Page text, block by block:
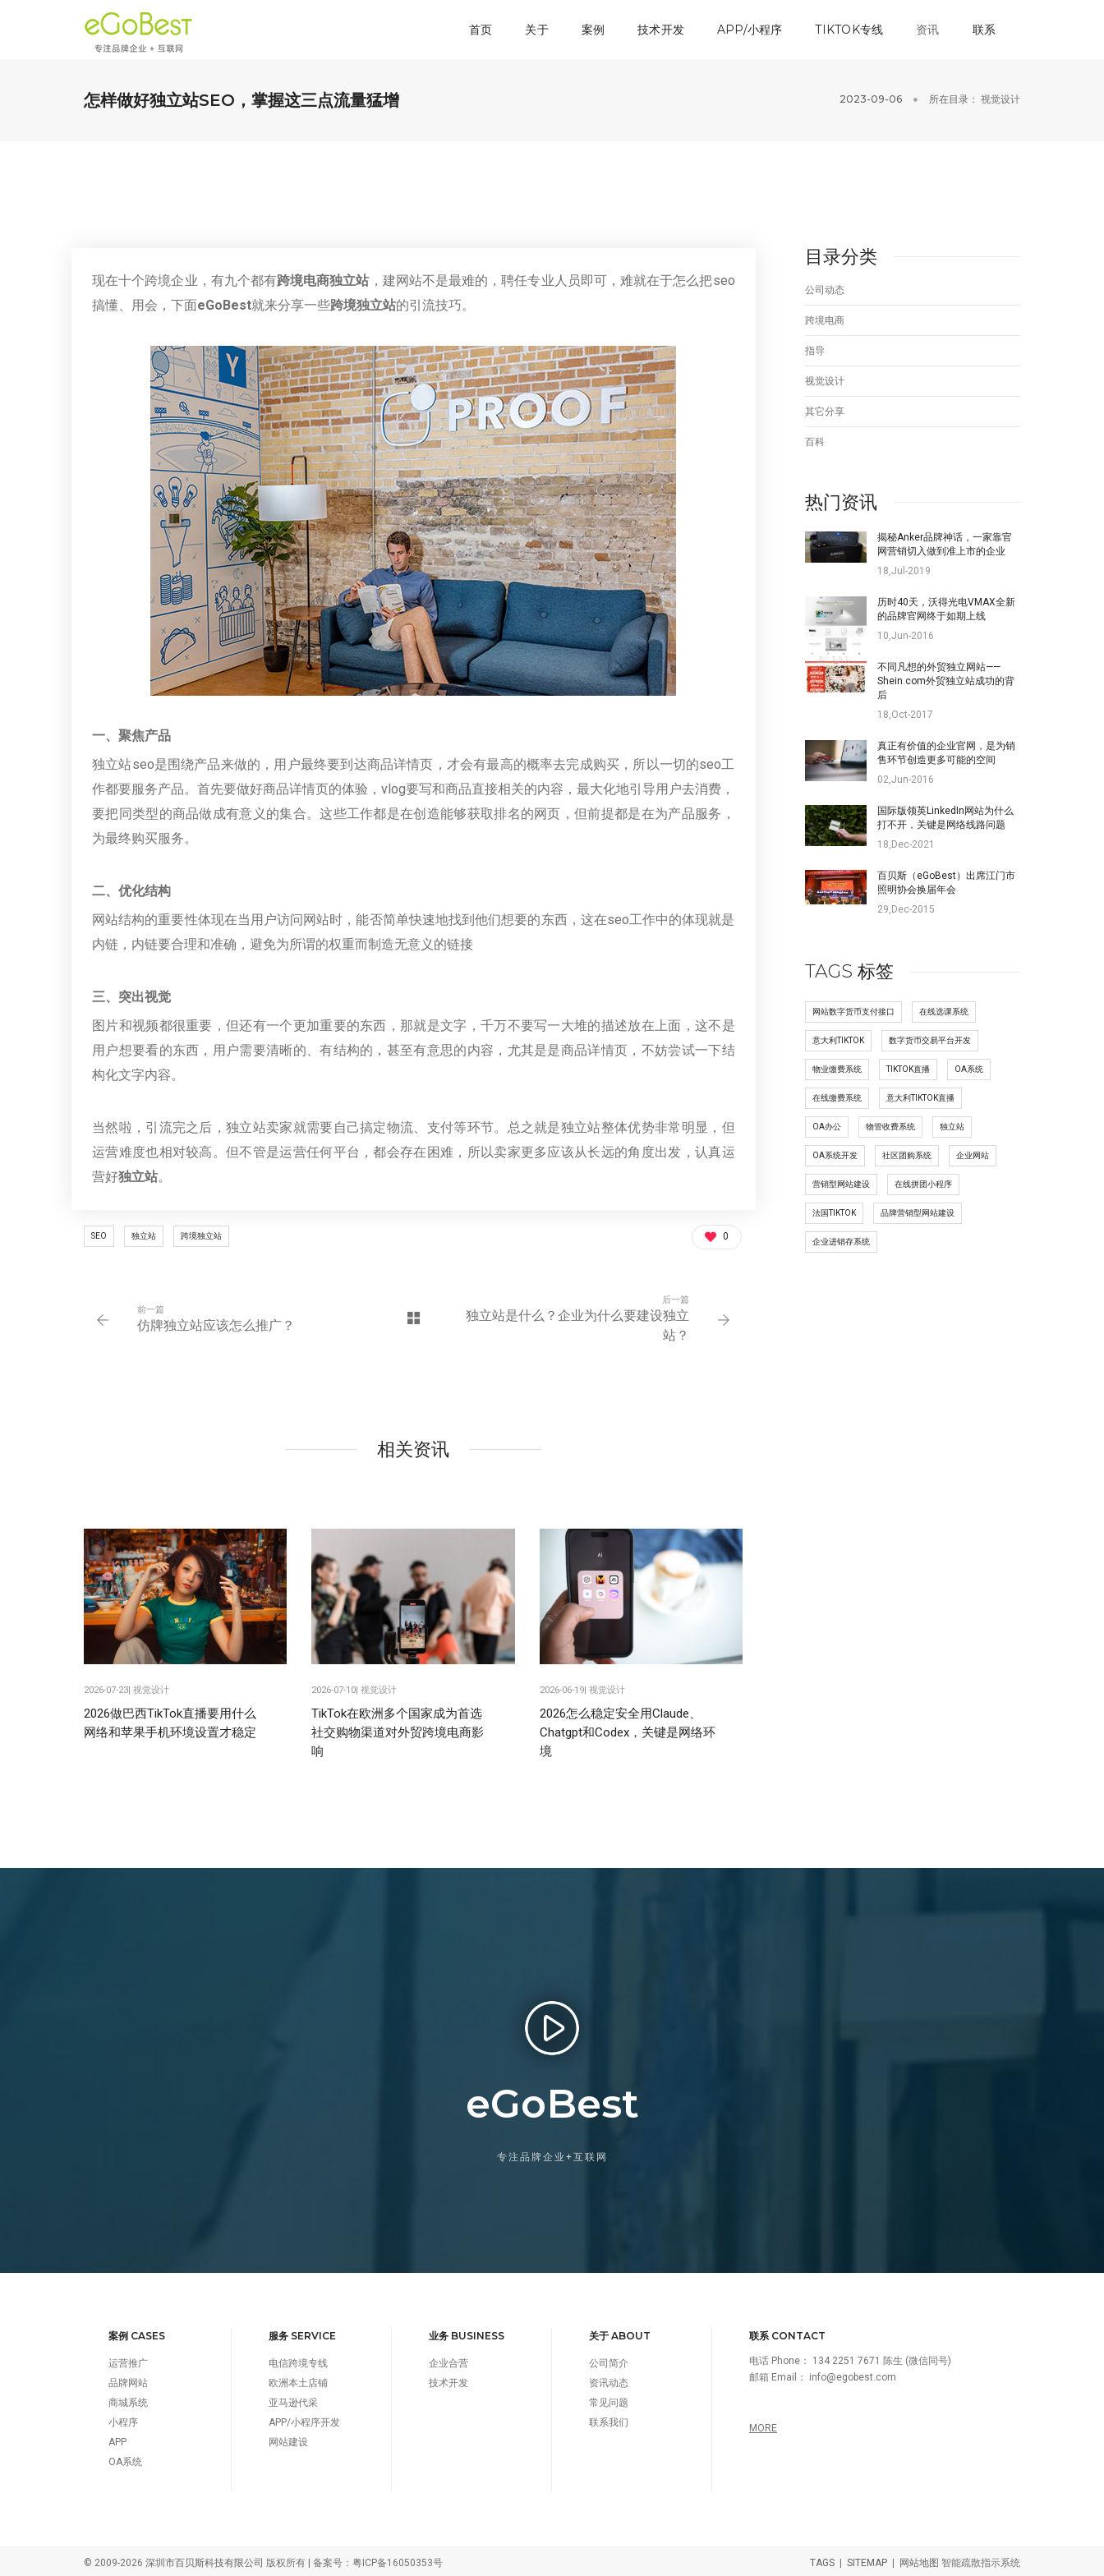
首页 关于 案例 技术开发 APP/小程序 TIKTOK专线 资讯 联系
怎样做好独立站SEO，掌握这三点流量猛增 2023-09-06 所在目录： 视觉设计
现在十个跨境企业，有九个都有跨境电商独立站 ，建网站不是最难的，聘任专业人员即可，难就在于怎么把seo
搞懂、用会，下面eGoBest就来分享一些跨境独立站的引流技巧。
一、聚焦产品
独立站seo是围绕产品来做的，用户最终要到达商品详情页，才会有最高的概率去完成购买，所以一切的seo工
作都要服务产品。首先要做好商品详情页的体验，vlog要写和商品直接相关的内容，最大化地引导用户去消费，
要把同类型的商品做成有意义的集合。这些工作都是在创造能够获取排名的网页，但前提都是在为产品服务，
为最终购买服务。
二、优化结构
网站结构的重要性体现在当用户访问网站时，能否简单快速地找到他们想要的东西，这在seo工作中的体现就是
内链，内链要合理和准确，避免为所谓的权重而制造无意义的链接
三、突出视觉
图片和视频都很重要，但还有一个更加重要的东西，那就是文字，千万不要写一大堆的描述放在上面，这不是
用户想要看的东西，用户需要清晰的、有结构的，甚至有意思的内容，尤其是是商品详情页，不妨尝试一下结
构化文字内容。
当然啦，引流完之后，独立站卖家就需要自己搞定物流、支付等环节。总之就是独立站整体优势非常明显，但
运营难度也相对较高。但不管是运营任何平台，都会存在困难，所以卖家更多应该从长远的角度出发，认真运
营好独立站。
SEO 独立站 跨境独立站 0
前一篇
仿牌独立站应该怎么推广？
后一篇
独立站是什么？企业为什么要建设独立
站？
相关资讯
2026-07-23| 视觉设计
2026做巴西TikTok直播要用什么
网络和苹果手机环境设置才稳定
2026-07-10|视觉设计
TikTok在欧洲多个国家成为首选
社交购物渠道对外贸跨境电商影
响
2026-06-19| 视觉设计
2026怎么稳定安全用Claude、
Chatgpt和Codex，关键是网络环
境
目录分类
公司动态
跨境电商
指导
视觉设计
其它分享
百科
热门资讯
揭秘Anker品牌神话，一家靠官
网营销切入做到准上市的企业
18,Jul-2019
历时40天，沃得光电VMAX全新
的品牌官网终于如期上线
10,Jun-2016
不同凡想的外贸独立网站——
Shein.com外贸独立站成功的背
后
18,Oct-2017
真正有价值的企业官网，是为销
售环节创造更多可能的空间
02,Jun-2016
国际版领英LinkedIn网站为什么
打不开，关键是网络线路问题
18,Dec-2021
百贝斯（eGoBest）出席江门市
照明协会换届年会
29,Dec-2015
TAGS 标签
网站数字货币支付接口 在线选课系统
意大利TIKTOK 数字货币交易平台开发
物业缴费系统 TIKTOK直播 OA系统
在线缴费系统 意大利TIKTOK直播
OA办公 物管收费系统 独立站
OA系统开发 社区团购系统 企业网站
营销型网站建设 在线拼团小程序
法国TIKTOK 品牌营销型网站建设
企业进销存系统
eGoBest
专注品牌企业+互联网
案例 CASES
运营推广
品牌网站
商城系统
小程序
APP
OA系统
服务 SERVICE
电信跨境专线
欧洲本土店铺
亚马逊代采
APP/小程序开发
网站建设
业务 BUSINESS
企业合营
技术开发
关于 ABOUT
公司简介
资讯动态
常见问题
联系我们
联系 CONTACT
电话 Phone： 134 2251 7671 陈生 (微信同号)
邮箱 Email： info@egobest.com
MORE
© 2009-2026 深圳市百贝斯科技有限公司 版权所有 | 备案号： 粤ICP备16050353号 TAGS SITEMAP 网站地图 智能疏散指示系统